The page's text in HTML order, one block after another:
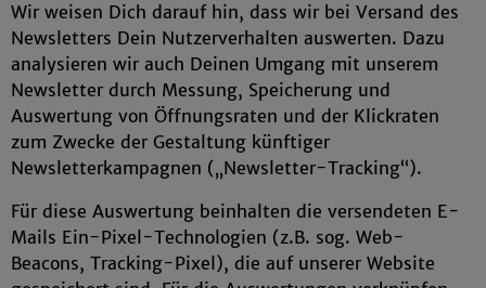
Wir weisen Dich darauf hin, dass wir bei Versand des
Newsletters Dein Nutzerverhalten auswerten. Dazu
analysieren wir auch Deinen Umgang mit unserem
Newsletter durch Messung, Speicherung und
Auswertung von Öffnungsraten und der Klickraten
zum Zwecke der Gestaltung künftiger
Newsletterkampagnen („Newsletter-Tracking“).
Für diese Auswertung beinhalten die versendeten E-
Mails Ein-Pixel-Technologien (z.B. sog. Web-
Beacons, Tracking-Pixel), die auf unserer Website